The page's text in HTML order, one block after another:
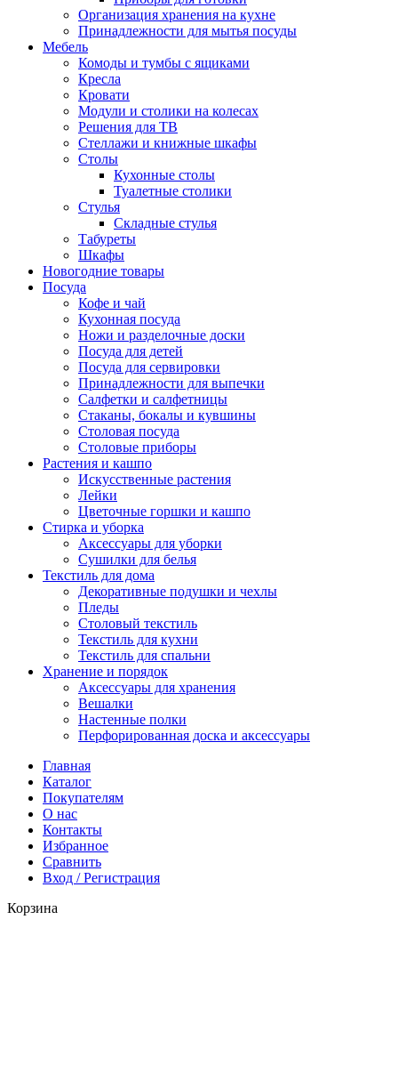
Организация хранения на кухне
Принадлежности для мытья посуды
Мебель
Комоды и тумбы с ящиками
Кресла
Кровати
Модули и столики на колесах
Решения для ТВ
Стеллажи и книжные шкафы
Столы
Кухонные столы
Туалетные столики
Стулья
Складные стулья
Табуреты
Шкафы
Новогодние товары
Посуда
Кофе и чай
Кухонная посуда
Ножи и разделочные доски
Посуда для детей
Посуда для сервировки
Принадлежности для выпечки
Салфетки и салфетницы
Стаканы, бокалы и кувшины
Столовая посуда
Столовые приборы
Растения и кашпо
Искусственные растения
Лейки
Цветочные горшки и кашпо
Стирка и уборка
Аксессуары для уборки
Сушилки для белья
Текстиль для дома
Декоративные подушки и чехлы
Пледы
Столовый текстиль
Текстиль для кухни
Текстиль для спальни
Хранение и порядок
Аксессуары для хранения
Вешалки
Настенные полки
Перфорированная доска и аксессуары
Главная
Каталог
Покупателям
О нас
Контакты
Избранное
Сравнить
Вход / Регистрация
Корзина